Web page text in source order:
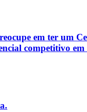
em ter um
competitivo